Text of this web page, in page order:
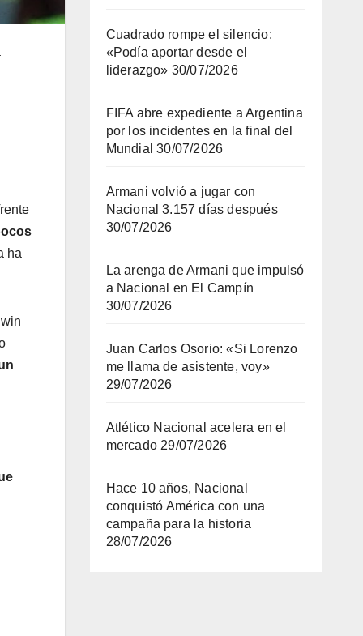
ha
Cuadrado rompe el silencio:
«Podía aportar desde el
liderazgo» 30/07/2026
FIFA abre expediente a Argentina
por los incidentes en la final del
Mundial 30/07/2026
Armani volvió a jugar con
Nacional 3.157 días después
30/07/2026
La arenga de Armani que impulsó
a Nacional en El Campín
30/07/2026
Juan Carlos Osorio: «Si Lorenzo
me llama de asistente, voy»
29/07/2026
Atlético Nacional acelera en el
mercado 29/07/2026
Hace 10 años, Nacional
conquistó América con una
campaña para la historia
28/07/2026